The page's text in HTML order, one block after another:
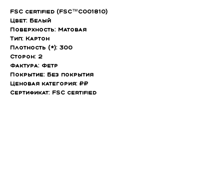
FSC certified (FSC™C001810)
Цвет: Белый
Поверхность: Матовая
Тип: Картон
Плотность (*): 300
Сторон: 2
Фактура: Фетр
Покрытие: Без покрытия
Ценовая категория: ₽₽
Сертификат: FSC certified